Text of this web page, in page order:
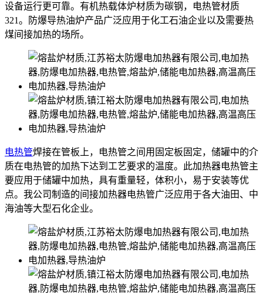
设备运行更可靠。有机热载体炉材质为碳钢，电热管材质
321。防爆导热油炉产品广泛应用于化工石油企业以及需要热
煤间接加热的场所。
电热管焊接在管板上，电热管之间用固定板固定，储罐中的介
质在电热管的加热下达到工艺要求的温度。此加热器电热管主
要应用于储罐中加热，具有重量轻，体积小，易于安装等优
点。我公司制造的间接加热器电热管广泛应用于各大油田、中
海油等大型石化企业。